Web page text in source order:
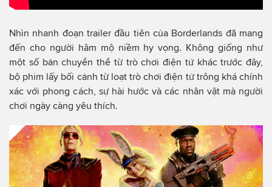
Nhìn nhanh đoạn trailer đầu tiên của Borderlands đã mang
đến cho người hâm mộ niềm hy vọng. Không giống như
một số bản chuyển thể từ trò chơi điện tử khác trước đây,
bộ phim lấy bối cảnh từ loạt trò chơi điện tử trông khá chính
xác với phong cách, sự hài hước và các nhân vật mà người
chơi ngày càng yêu thích.